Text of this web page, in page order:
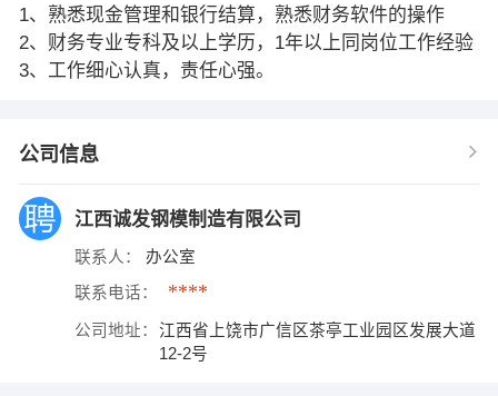
1、熟悉现金管理和银行结算，熟悉财务软件的操作
2、财务专业专科及以上学历，1年以上同岗位工作经验
3、工作细心认真，责任心强。
公司信息
江西诚发钢模制造有限公司
联系人： 办公室
联系电话： ****
公司地址：
江西省上饶市广信区茶亭工业园区发展大道
12-2号